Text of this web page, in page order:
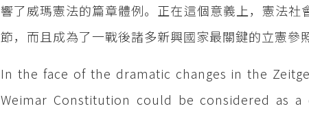
響了威瑪憲法的篇章體例。正在這個意義上，憲法
節，而且成為了一戰後諸多新興國家最關鍵的立憲參
In the face of the dramatic changes in the
Weimar Constitution could be considered as